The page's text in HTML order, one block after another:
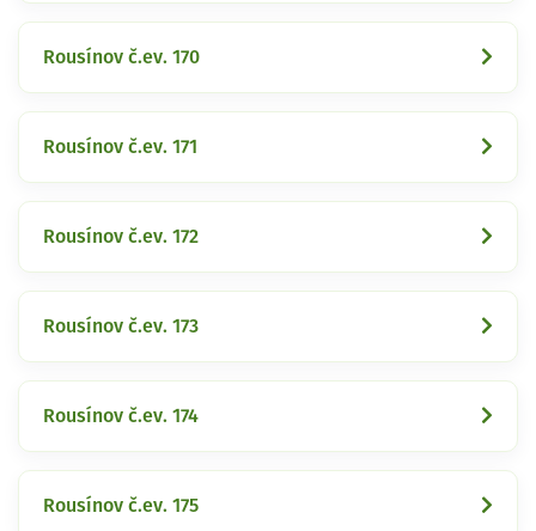
Rousínov č.ev. 170
Rousínov č.ev. 171
Rousínov č.ev. 172
Rousínov č.ev. 173
Rousínov č.ev. 174
Rousínov č.ev. 175